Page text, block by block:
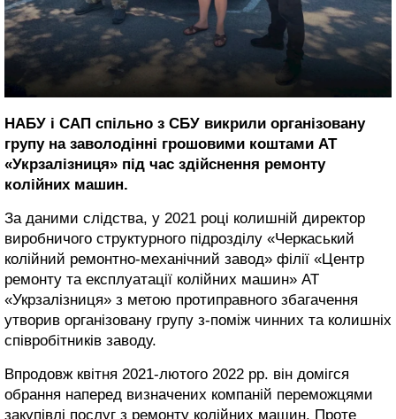
НАБУ і САП спільно з СБУ викрили організовану
групу на заволодінні грошовими коштами АТ
«Укрзалізниця» під час здійснення ремонту
колійних машин.
За даними слідства, у 2021 році колишній директор
виробничого структурного підрозділу «Черкаський
колійний ремонтно-механічний завод» філії «Центр
ремонту та експлуатації колійних машин» АТ
«Укрзалізниця» з метою протиправного збагачення
утворив організовану групу з-поміж чинних та колишніх
співробітників заводу.
Впродовж квітня 2021-лютого 2022 рр. він домігся
обрання наперед визначених компаній переможцями
закупівлі послуг з ремонту колійних машин. Проте